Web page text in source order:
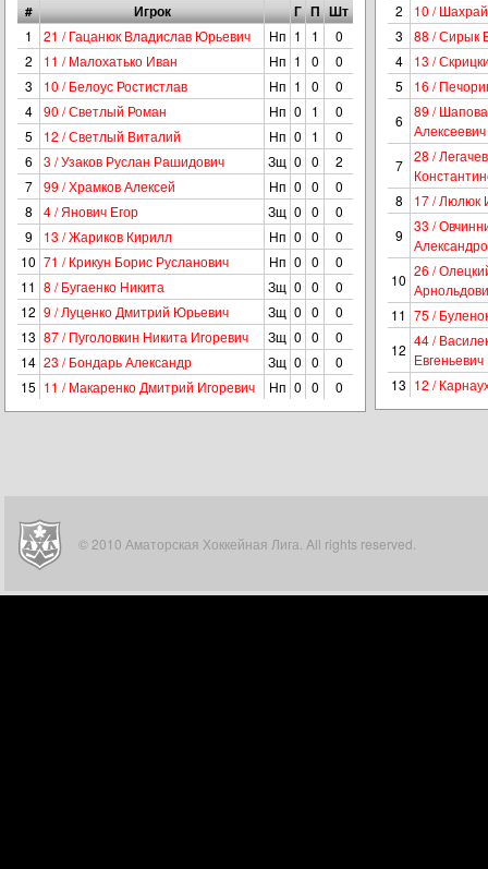
#
Игрок Г П Шт
1 21 / Гацанюк Владислав Юрьевич Нп 1 1
0
2
11 / Малохатько Иван Нп 1 0
0
3
10 / Белоус Ростистлав Нп 1 0
0
4
90 / Светлый Роман Нп 0 1
0
5
12 / Светлый Виталий Нп 0 1
0
6
3 / Узаков Руслан Рашидович Зщ 0 0
2
7
99 / Храмков Алексей Нп 0 0
0
8
4 / Янович Егор Зщ 0 0
0
9
13 / Жариков Кирилл Нп 0 0
0
10 71 / Крикун Борис Русланович Нп 0 0
0
11 8 / Бугаенко Никита Зщ 0 0
0
12 9 / Луценко Дмитрий Юрьевич Зщ 0 0
0
13 87 / Пуголовкин Никита Игоревич Зщ 0 0
0
14 23 / Бондарь Александр Зщ 0 0
0
15 11 / Макаренко Дмитрий Игоревич Нп 0 0 0
2
10 /
3
88 / Сирык
4
13 /
5
16 /
6
89 /
Алексеевич
7
28 /
8
17 / Люлюк
9
33 /
10
26 /
11 75 /
12
44 /
Евгеньевич
13 12 /
© 2010 Аматорская Хоккейная Лига. All rights reserved.